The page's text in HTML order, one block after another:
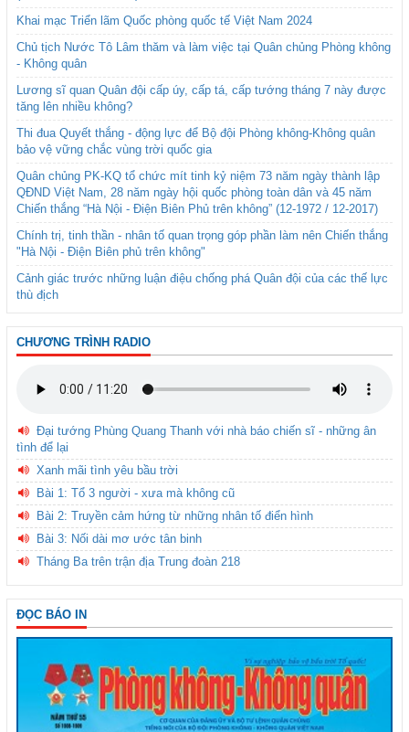
Khai mạc Triển lãm Quốc phòng quốc tế Việt Nam 2024
Chủ tịch Nước Tô Lâm thăm và làm việc tại Quân chủng Phòng không
- Không quân
Lương sĩ quan Quân đội cấp úy, cấp tá, cấp tướng tháng 7 này được
tăng lên nhiều không?
Thi đua Quyết thắng - động lực để Bộ đội Phòng không-Không quân
bảo vệ vững chắc vùng trời quốc gia
Quân chủng PK-KQ tổ chức mít tinh kỷ niệm 73 năm ngày thành lập
QĐND Việt Nam, 28 năm ngày hội quốc phòng toàn dân và 45 năm
Chiến thắng “Hà Nội - Điện Biên Phủ trên không” (12-1972 / 12-2017)
Chính trị, tinh thần - nhân tố quan trọng góp phần làm nên Chiến thắng
"Hà Nội - Điện Biên phủ trên không"
Cảnh giác trước những luận điệu chống phá Quân đội của các thế lực
thù địch
CHƯƠNG TRÌNH RADIO
Đại tướng Phùng Quang Thanh với nhà báo chiến sĩ - những ân
tình để lại
Xanh mãi tình yêu bầu trời
Bài 1: Tổ 3 người - xưa mà không cũ
Bài 2: Truyền cảm hứng từ những nhân tố điển hình
Bài 3: Nối dài mơ ước tân binh
Tháng Ba trên trận địa Trung đoàn 218
ĐỌC BÁO IN